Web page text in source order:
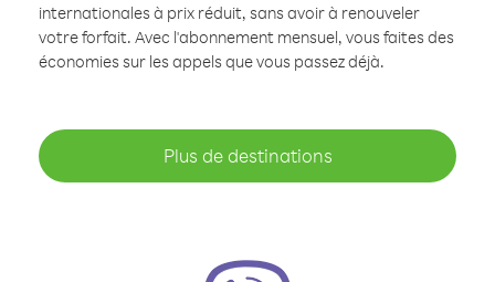
internationales à prix réduit, sans avoir à renouveler
votre forfait. Avec l'abonnement mensuel, vous faites des
économies sur les appels que vous passez déjà.
Plus de destinations